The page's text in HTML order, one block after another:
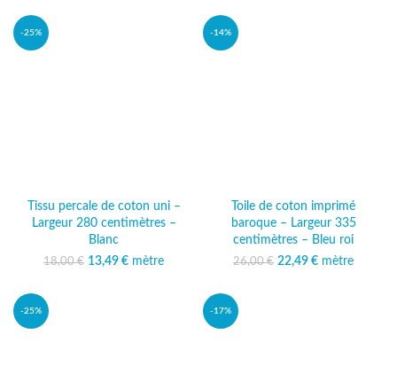
-25%
Tissu percale de coton uni –
Largeur 280 centimètres –
Blanc
18,00€ Le prix initial était :
13,49 €
Le prix
mètre
-14%
Toile de coton imprimé
baroque – Largeur 335
centimètres – Bleu roi
26,00€ Le prix initial était :
22,49 €
Le prix
mètre
-25% -17%